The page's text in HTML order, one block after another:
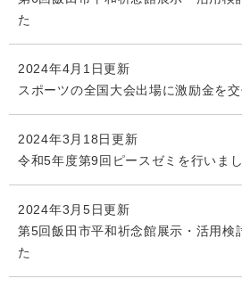
た
2024年4月1日更新
スポーツの全国大会出場に激励金を
2024年3月18日更新
令和5年度第9回ピースゼミを行いま
2024年3月5日更新
第5回飯田市平和祈念館展示・活用検
た